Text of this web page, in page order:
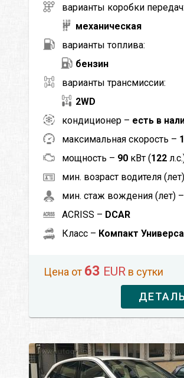
варианты коробки передач:
механическая
варианты топлива:
бензин
варианты трансмиссии:
2WD
кондиционер – есть в
максимальная скорость –
мощность – 90 кВт (122
мин. возраст водителя
мин. стаж вождения (лет) –
ACRISS – DCAR
Класс – Компакт
Цена от 63 EUR в сутки